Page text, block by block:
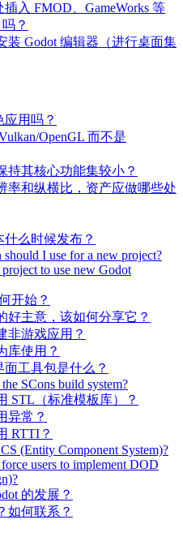
入 FMOD、GameWorks 等
？
装 Godot 编辑器（进行桌面集
应用吗？
OpenGL 而不是
持其核心功能集较小？
率和纵横比，资产应做哪些处
什么时候发布？
I use for a new project?
to use new Godot
开始？
好主意，该如何分享它？
非游戏应用？
库使用？
面工具包是什么？
SCons build system?
STL（标准模板库）？
异常？
RTTI？
(Entity Component System)?
users to implement DOD
的发展？
如何联系？